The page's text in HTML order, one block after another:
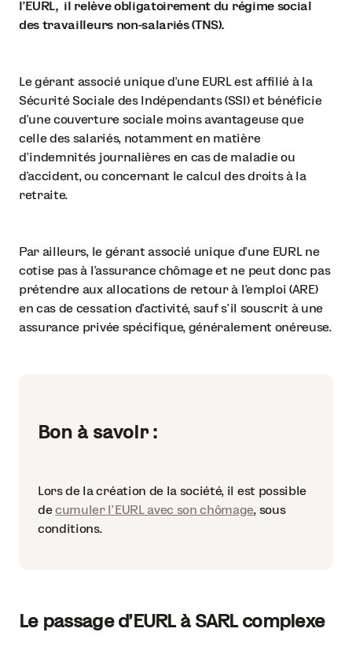
l'EURL, il relève obligatoirement du régime social
des travailleurs non-salariés (TNS).
Le gérant associé unique d'une EURL est affilié à la
Sécurité Sociale des Indépendants (SSI) et bénéficie
d'une couverture sociale moins avantageuse que
celle des salariés, notamment en matière
d'indemnités journalières en cas de maladie ou
d'accident, ou concernant le calcul des droits à la
retraite.
Par ailleurs, le gérant associé unique d'une EURL ne
cotise pas à l'assurance chômage et ne peut donc pas
prétendre aux allocations de retour à l'emploi (ARE)
en cas de cessation d'activité, sauf s'il souscrit à une
assurance privée spécifique, généralement onéreuse.
Bon à savoir :
Lors de la création de la société, il est possible
decumuler l’EURL avec son chômage, sous
conditions.
Le passage d'EURL à SARL complexe